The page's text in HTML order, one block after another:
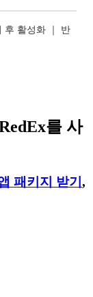
후 활성화 ｜ 반
를 사
패키지 받기 ,